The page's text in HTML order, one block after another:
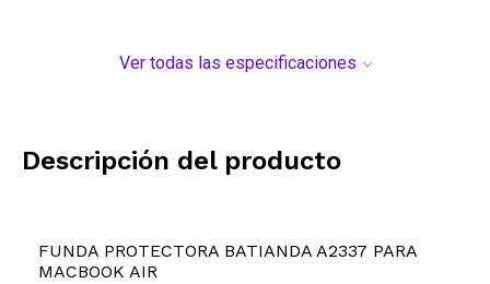
Ver todas las especificaciones
Descripción del producto
FUNDA PROTECTORA BATIANDA A2337 PARA
MACBOOK AIR